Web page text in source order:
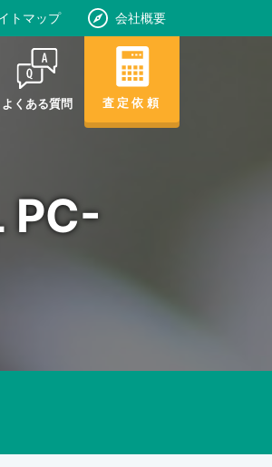
トマップ 会社概要
よくある質問 査定依頼
PC-